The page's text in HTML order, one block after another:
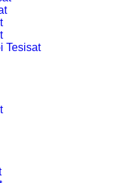
Tesisat